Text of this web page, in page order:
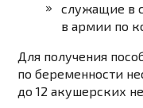
служащие в
в армии по
Для получения
по беременности
до 12 акушерских